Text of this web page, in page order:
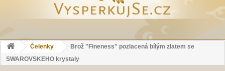
Čelenky
Brož "Fineness" pozlacená bílým zlatem se
SWAROVSKEHO krystaly